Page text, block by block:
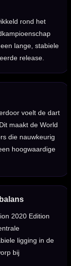
rond het
lange, stabiele
release.
voelt de dart
maakt de World
die nauwkeurig
hoogwaardige
2020 Edition
ligging in de
bij